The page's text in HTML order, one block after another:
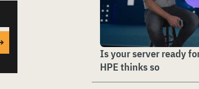
Is your server ready
HPE thinks so